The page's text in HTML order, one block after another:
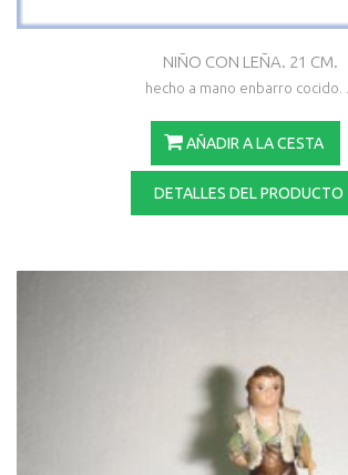
NIÑO CON LEÑA. 21 CM.
hecho a mano enbarro cocido. ...
AÑADIR A LA CESTA
DETALLES DEL PRODUCTO